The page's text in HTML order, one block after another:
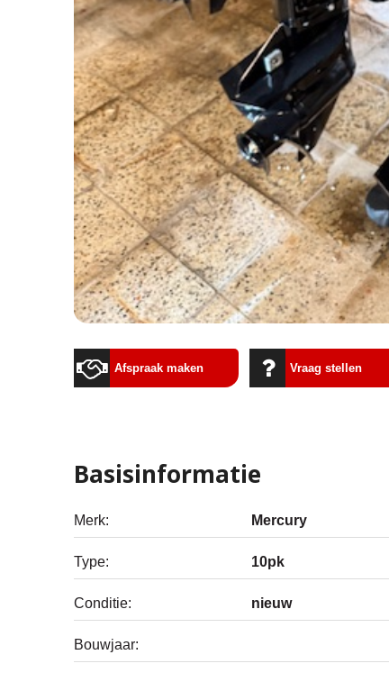
Afspraak maken Vraag stellen
Basisinformatie
Merk: Mercury
Type: 10pk
Conditie: nieuw
Bouwjaar: